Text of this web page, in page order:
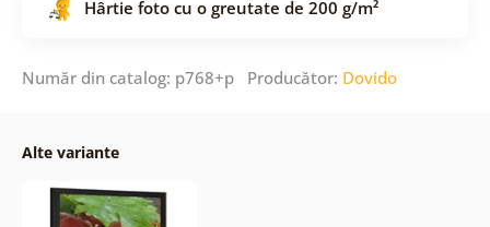
Hârtie foto cu o greutate de 200 g/m²
Număr din catalog: p768+p Producător: Dovido
Alte variante